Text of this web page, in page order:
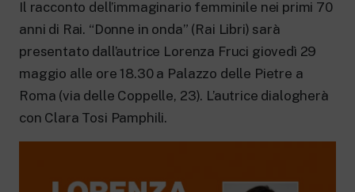
Lo spazio sicuro ricco di cartoni animati
per i più piccoli.
e aggiornamenti.
RaiNews
Le redazioni regionali di RaiNews.
Il racconto dell’immaginario femminile nei primi 70
anni di Rai. “Donne in onda” (Rai Libri) sarà
presentato dall’autrice Lorenza Fruci giovedì 29
maggio alle ore 18.30 a Palazzo delle Pietre a
Roma (via delle Coppelle, 23). L’autrice dialogherà
con Clara Tosi Pamphili.